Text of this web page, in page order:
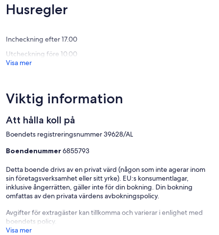
fastigheten och kommentarerna från våra gäster genom att placera
nummer 1356752 på webbplatsen HomeAway. Från och med nu är
Husregler
Incheckning efter 17.00
Utcheckning före 10.00
Visa mer
Viktig information
Att hålla koll på
Boendets registreringsnummer 39628/AL
Boendenummer6855793
Detta boende drivs av en privat värd (någon som inte agerar inom
sin företagsverksamhet eller sitt yrke). EU:s konsumentlagar,
inklusive ångerrätten, gäller inte för din bokning. Din bokning
omfattas av den privata värdens avbokningspolicy.
Avgifter för extragäster kan tillkomma och varierar i enlighet med
boendets policy.
Visa mer